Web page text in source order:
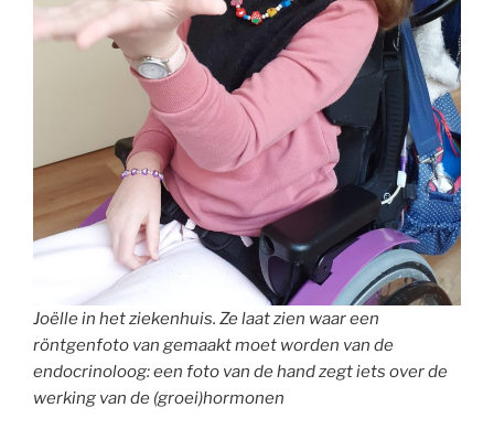
Joëlle in het ziekenhuis. Ze laat zien waar een
röntgenfoto van gemaakt moet worden van de
endocrinoloog: een foto van de hand zegt iets over de
werking van de (groei)hormonen